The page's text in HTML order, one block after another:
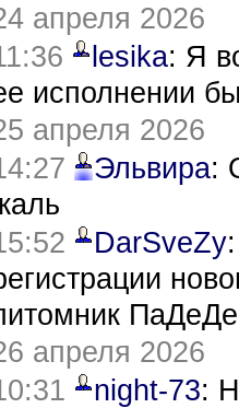
апреля 2026
lesika: Я
исполнении
апреля 2026
Эльвира:
DarSveZy
апреля 2026
night-73: